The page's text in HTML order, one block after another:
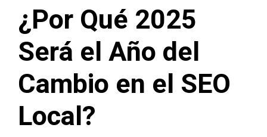
¿Por Qué 2025
Será el Año del
Cambio en el SEO
Local?